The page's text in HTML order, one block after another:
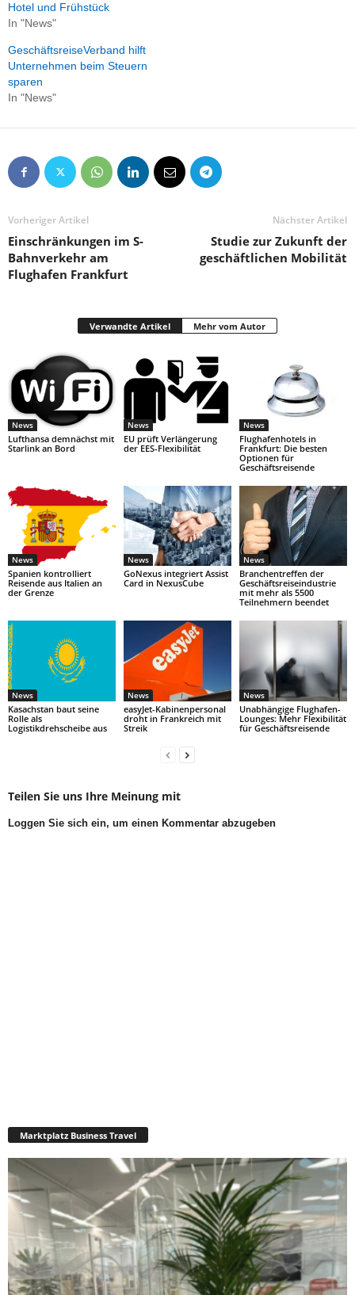
Hotel und Frühstück
In "News"
GeschäftsreiseVerband hilft
Unternehmen beim Steuern
sparen
In "News"
Vorheriger Artikel
Einschränkungen im S-
Bahnverkehr am
Flughafen Frankfurt
Nächster Artikel
Studie zur Zukunft der
geschäftlichen Mobilität
Verwandte Artikel Mehr vom Autor
News
Lufthansa demnächst mit
Starlink an Bord
News
EU prüft Verlängerung
der EES-Flexibilität
News
Flughafenhotels in
Frankfurt: Die besten
Optionen für
Geschäftsreisende
News
Spanien kontrolliert
Reisende aus Italien an
der Grenze
News
GoNexus integriert Assist
Card in NexusCube
News
Branchentreffen der
Geschäftsreiseindustrie
mit mehr als 5500
Teilnehmern beendet
News
Kasachstan baut seine
Rolle als
Logistikdrehscheibe aus
News
easyJet-Kabinenpersonal
droht in Frankreich mit
Streik
News
Unabhängige Flughafen-
Lounges: Mehr Flexibilität
für Geschäftsreisende
Teilen Sie uns Ihre Meinung mit
Loggen Sie sich ein, um einen Kommentar abzugeben
Marktplatz Business Travel